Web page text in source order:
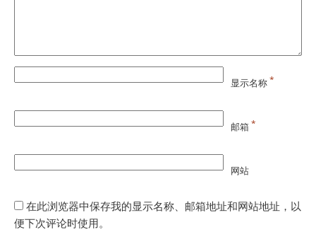
显示名称*
邮箱*
网站
在此浏览器中保存我的显示名称、邮箱地址和网站地址，以
便下次评论时使用。